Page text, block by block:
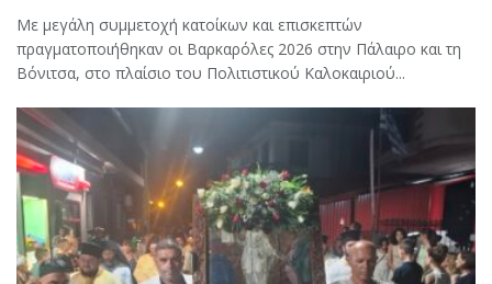
Με μεγάλη συμμετοχή κατοίκων και επισκεπτών
πραγματοποιήθηκαν οι Βαρκαρόλες 2026 στην Πάλαιρο και τη
Βόνιτσα, στο πλαίσιο του Πολιτιστικού Καλοκαιριού...